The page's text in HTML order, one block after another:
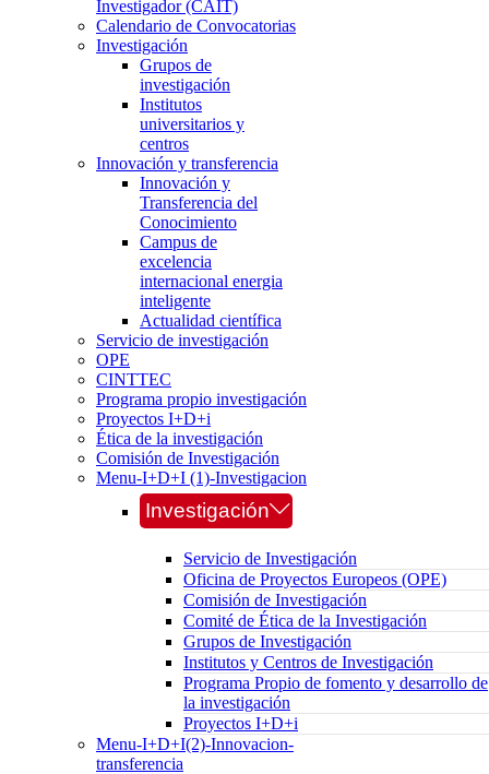
Investigador (CAIT)
Calendario de Convocatorias
Investigación
Grupos de
investigación
Institutos
universitarios y
centros
Innovación y transferencia
Innovación y
Transferencia del
Conocimiento
Campus de
excelencia
internacional energia
inteligente
Actualidad científica
Servicio de investigación
OPE
CINTTEC
Programa propio investigación
Proyectos I+D+i
Ética de la investigación
Comisión de Investigación
Menu-I+D+I (1)-Investigacion
Investigación
Servicio de Investigación
Oficina de Proyectos Europeos (OPE)
Comisión de Investigación
Comité de Ética de la Investigación
Grupos de Investigación
Institutos y Centros de Investigación
Programa Propio de fomento y desarrollo de
la investigación
Proyectos I+D+i
Menu-I+D+I(2)-Innovacion-
transferencia